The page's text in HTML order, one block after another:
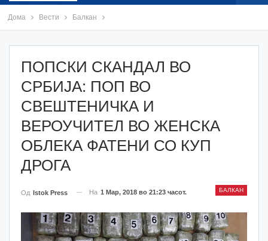
Дома Вести Балкан
ПОПСКИ СКАНДАЛ ВО
СРБИЈА: ПОП ВО
СВЕШТЕНИЧКА И
ВЕРОУЧИТЕЛ ВО ЖЕНСКА
ОБЛЕКА ФАТЕНИ СО КУП
ДРОГА
БАЛКАН
Од Istok Press На 1 Мар, 2018 во 21:23 часот.